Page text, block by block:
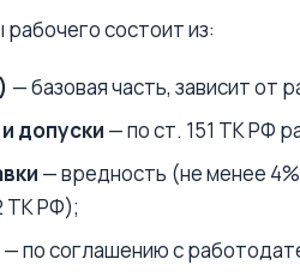
состоит из:
— базовая часть, зависит от
допуски — по ст. 151 ТК РФ
— вредность (не менее
ТК РФ);
— по соглашению с